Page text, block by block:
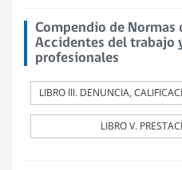
Compendio de Normas
Accidentes del trabajo
profesionales
LIBRO V.